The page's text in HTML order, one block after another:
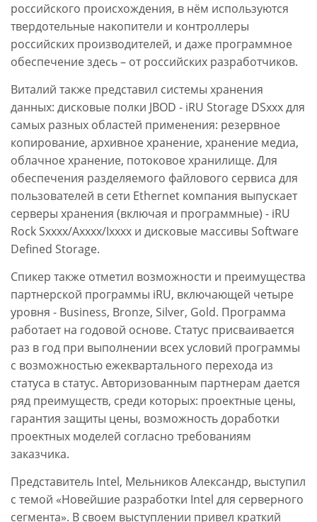
российского происхождения, в нём используются
твердотельные накопители и контроллеры
российских производителей, и даже программное
обеспечение здесь – от российских разработчиков.
Виталий также представил системы хранения
данных: дисковые полки JBOD - iRU Storage DSххх для
самых разных областей применения: резервное
копирование, архивное хранение, хранение медиа,
облачное хранение, потоковое хранилище. Для
обеспечения разделяемого файлового сервиса для
пользователей в сети Ethernet компания выпускает
серверы хранения (включая и программные) - iRU
Rock Sхххх/Ахххх/Iхххх и дисковые массивы Software
Defined Storage.
Спикер также отметил возможности и преимущества
партнерской программы iRU, включающей четыре
уровня - Business, Bronze, Silver, Gold. Программа
работает на годовой основе. Статус присваивается
раз в год при выполнении всех условий программы
с возможностью ежеквартального перехода из
статуса в статус. Авторизованным партнерам дается
ряд преимуществ, среди которых: проектные цены,
гарантия защиты цены, возможность доработки
проектных моделей согласно требованиям
заказчика.
Представитель Intel, Мельников Александр, выступил
с темой «Новейшие разработки Intel для серверного
сегмента». В своем выступлении привел краткий